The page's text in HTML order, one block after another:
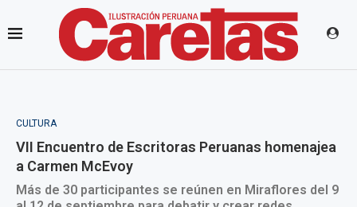
CULTURA
VII Encuentro de Escritoras Peruanas homenajea
a Carmen McEvoy
Más de 30 participantes se reúnen en Miraflores del 9